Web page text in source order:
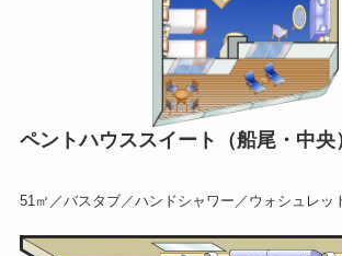
ペントハウススイート（船尾・中央
51㎡／バスタブ／ハンドシャワー／ウォシュレッ